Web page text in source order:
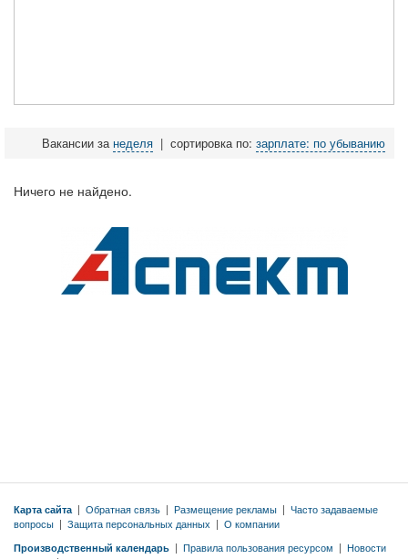
Вакансии за неделя | сортировка по: зарплате: по убыванию
Ничего не найдено.
Карта сайта | Обратная связь | Размещение рекламы | Часто задаваемые
вопросы | Защита персональных данных | О компании
Производственный календарь | Правила пользования ресурсом | Новости